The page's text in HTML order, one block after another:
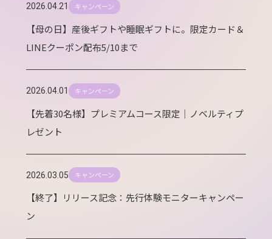
2026.04.21 キャンペーン
【母の日】産後ギフトや睡眠ギフトに。限定カード＆
LINEクーポン配布5/10まで
2026.04.01 キャンペーン
【先着30名様】プレミアムコース限定｜ノベルティプ
レゼント
2026.03.05 キャンペーン
【終了】リリース記念：先行体験モニターキャンペー
ン